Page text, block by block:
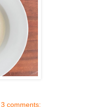
3 comments: